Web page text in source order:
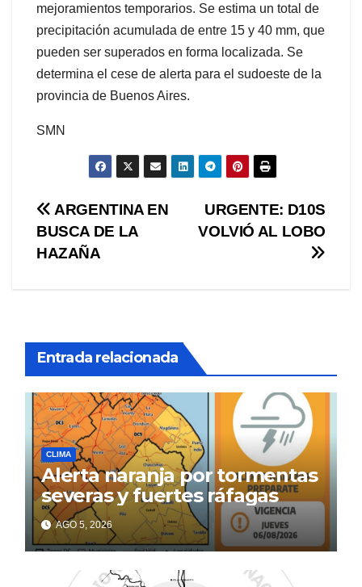
mejoramientos temporarios. Se estima un total de
precipitación acumulada de entre 15 y 40 mm, que
pueden ser superados en forma localizada. Se
determina el cese de alerta para el sudoeste de la
provincia de Buenos Aires.
SMN
Navegación
de
URGENTE: D10S
VOLVIÓ AL LOBO
ARGENTINA EN
BUSCA DE LA
HAZAÑA
Entrada relacionada
CLIMA
Alerta naranja por tormentas
severas y fuertes ráfagas
AGO 5, 2026